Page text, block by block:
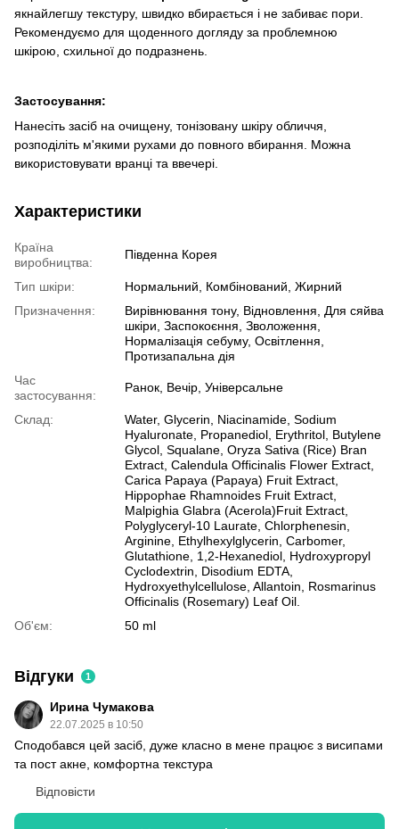
якнайлегшу текстуру, швидко вбирається і не забиває пори.
Рекомендуємо для щоденного догляду за проблемною
шкірою, схильної до подразнень.
Застосування:
Нанесіть засіб на очищену, тонізовану шкіру обличчя,
розподіліть м'якими рухами до повного вбирання. Можна
використовувати вранці та ввечері.
Характеристики
Країна
виробництва:
Південна Корея
Тип шкіри:
Нормальний, Комбінований, Жирний
Призначення:
Вирівнювання тону, Відновлення, Для сяйва
шкіри, Заспокоєння, Зволоження,
Нормалізація себуму, Освітлення,
Протизапальна дія
Час
застосування:
Ранок, Вечір, Універсальне
Склад:
Water, Glycerin, Niacinamide, Sodium
Hyaluronate, Propanediol, Erythritol, Butylene
Glycol, Squalane, Oryza Sativa (Rice) Bran
Extract, Calendula Officinalis Flower Extract,
Carica Papaya (Papaya) Fruit Extract,
Hippophae Rhamnoides Fruit Extract,
Malpighia Glabra (Acerola)Fruit Extract,
Polyglyceryl-10 Laurate, Chlorphenesin,
Arginine, Ethylhexylglycerin, Carbomer,
Glutathione, 1,2-Hexanediol, Hydroxypropyl
Cyclodextrin, Disodium EDTA,
Hydroxyethylcellulose, Allantoin, Rosmarinus
Officinalis (Rosemary) Leaf Oil.
Об'єм:
50 ml
Відгуки 1
Ирина Чумакова
22.07.2025 в 10:50
Сподобався цей засіб, дуже класно в мене працює з висипами
та пост акне, комфортна текстура
Відповісти